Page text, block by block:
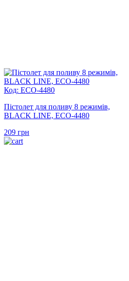
Код: ECO-4480
Пістолет для поливу 8 режимів,
BLACK LINE, ECO-4480
209 грн